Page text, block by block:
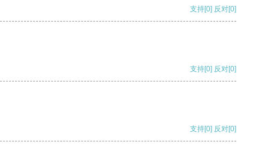
支持[0] 反对[0]
支持[0] 反对[0]
支持[0] 反对[0]